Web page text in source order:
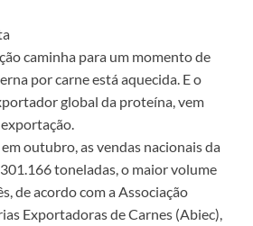
caminha para um momento de
por carne está aquecida. E o
global da proteína, vem
outubro, as vendas nacionais da
toneladas, o maior volume
de acordo com a Associação
Exportadoras de Carnes (Abiec),